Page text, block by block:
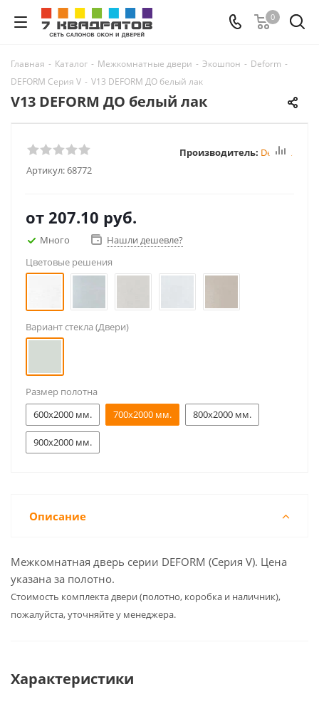
0
Главная - Каталог - Межкомнатные двери - Экошпон - Deform -
DEFORM Серия V - V13 DEFORM ДО белый лак
V13 DEFORM ДО белый лак
Артикул:68772
Производитель: Deform
от 207.10 руб.
Много
Нашли дешевле?
Цветовые решения
Вариант стекла (Двери)
Размер полотна
600x2000 мм.
700x2000 мм. 800x2000 мм.
900x2000 мм.
Описание
Межкомнатная дверь серии DEFORM (Серия V). Цена
указана за полотно.
Cтоимость комплекта двери (полотно, коробка и наличник),
пожалуйста, уточняйте у менеджера.
Характеристики